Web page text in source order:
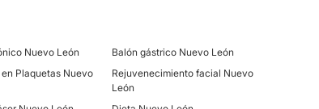
Nuevo León
Balón gástrico Nuevo León
Plaquetas Nuevo
Rejuvenecimiento facial Nuevo
León